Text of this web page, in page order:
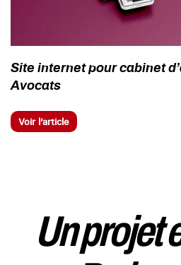
Site internet pour cabinet
Avocats
Voir l’article
Un projet